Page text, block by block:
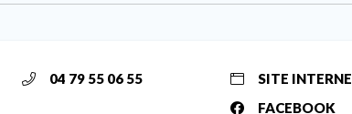
04 79 55 06 55
SITE
FACEBOOK